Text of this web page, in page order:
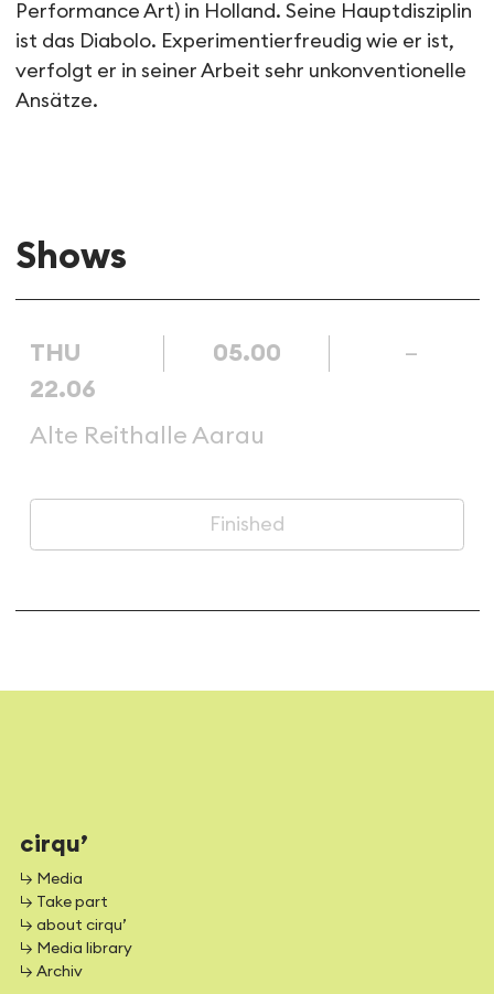
Performance Art) in Holland. Seine Hauptdisziplin
ist das Diabolo. Experimentierfreudig wie er ist,
verfolgt er in seiner Arbeit sehr unkonventionelle
Ansätze.
Shows
THU
22.06
05.00 –
Alte Reithalle Aarau
Finished
cirqu’
↳ Media
↳ Take part
↳ about cirqu’
↳ Media library
↳ Archiv